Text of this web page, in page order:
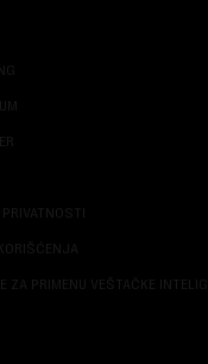
ZA PRIMENU VEŠTAČKE